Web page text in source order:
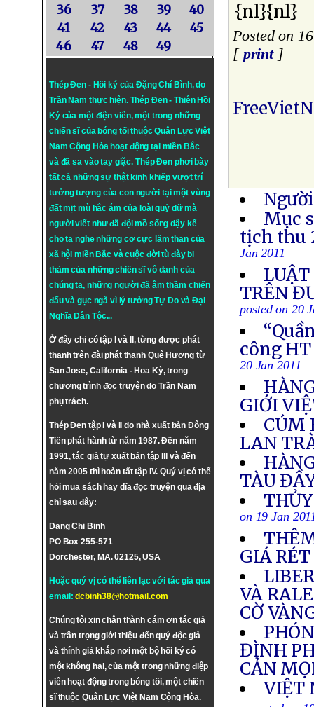
36
37 38 39
40
41
42 43 44
45
46
47 48 49
Thép Đen - Hồi ký của Đặng Chí Bình, do
Trần Nam thực hiện. Thép Đen- Thiên Hồi
Ký của một điện viên, một trong những
chiến sĩ của bóng tối thuộc Quân Lực Việt
Nam Cộng Hòa hoạt động tại miền Bắc
và đã sa vào tay giặc. Thép Đen phơi bày
tất cả những sự thật kinh khiếp vượt trí
tưởng tượng của con người tại một vùng
đất mịt mù hắc ám của loài quỷ dữ mà
người viết như đã đội mồ sống dậy kể
cho ta nghe những cơ cực lầm than của
xã hội miền Bắc và cuộc đời tù đày bi
thảm của những chiến sĩ vô danh của
chúng ta, những người đã âm thầm chiến
đấu và gục ngã vì lý tưởngTự DovàĐại
Nghĩa Dân Tộc...
Ở đây chỉ có tập I và II, từng được phát
thanh trên đài phát thanh Quê Hương từ
San Jose, California - Hoa Kỳ, trong
chương trình đọc truyện do Trần Nam
phụ trách.
Thép Đen tập I và II do nhà xuất bản Đông
Tiến phát hành từ năm 1987. Đến năm
1991, tác giả tự xuất bản tập III và đến
năm 2005 thì hoàn tất tập IV. Quý vị có thể
hỏi mua sách hay dĩa đọc truyện qua địa
chỉ sau đây:
Dang Chi Binh
PO Box 255-571
Dorchester, MA. 02125, USA
Hoặc quý vị có thể liên lạc với tác giả qua
email:dcbinh38@hotmail.com
Chúng tôi xin chân thành cám ơn tác giả
và trân trọng giới thiệu đến quý độc giả
và thính giả khắp nơi một bộ hồi ký có
một không hai, của một trong những điệp
viên hoạt động trong bóng tối, một chiến
sĩ thuộc Quân Lực Việt Nam Cộng Hòa.
{nl}{nl}
Posted on
[ print]
Mục
tịch thu
Jan 2011
TRÊN
posted on 20
công
20 Jan 2011
GIỚI
CÚM
LAN
TÀU
on 19 Jan
GIÁ
VÀ
CỜ
ĐÌNH
CẢN
VIỆT